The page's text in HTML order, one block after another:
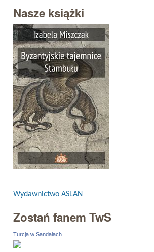
Nasze książki
Wydawnictwo ASLAN
Zostań fanem TwS
Turcja w Sandałach